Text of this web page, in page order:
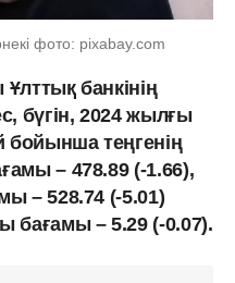
фото: pixabay.com
банкінің
бүгін, 2024 жылғы
бойынша теңгенің
– 478.89 (-1.66),
– 528.74 (-5.01)
бағамы – 5.29 (-0.07).